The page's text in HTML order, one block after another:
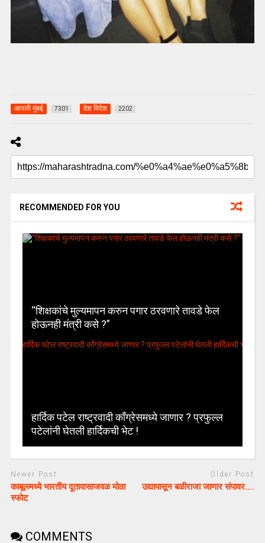
आपली मुंबई 7301 देश विदेश 2202
RECOMMENDED FOR YOU
“शिक्षकांचे मुल्यमापन करुन पगार ठरवणारे तावडे फेल
होऊनही मंत्री कसे ?”
हार्दिक पटेल राष्ट्रवादी काँग्रेसमध्ये जाणार ? प्रफुल्ल
पटेलांनी घेतली हार्दिकची भेट !
Newer Post
काबूलमध्ये भारतीय दूतावासाजवळ मोठा
स्फोट
Older Post
उद्यापासून बळीराजा जाणार संपावर….
COMMENTS